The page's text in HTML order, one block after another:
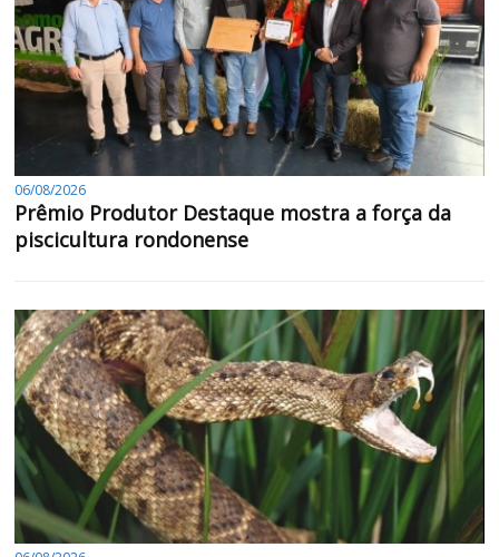
06/08/2026
Prêmio Produtor Destaque mostra a força da
piscicultura rondonense